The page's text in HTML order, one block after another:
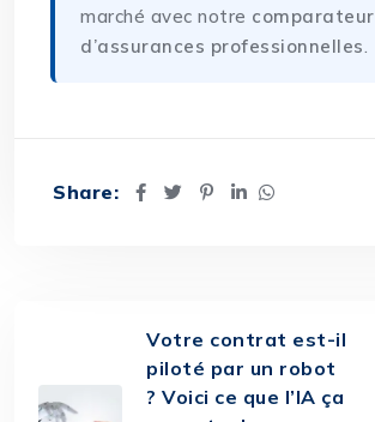
marché avec notre comparateur
d’assurances professionnelles.
Share:
Votre contrat est-il
piloté par un robot
? Voici ce que l’IA ça